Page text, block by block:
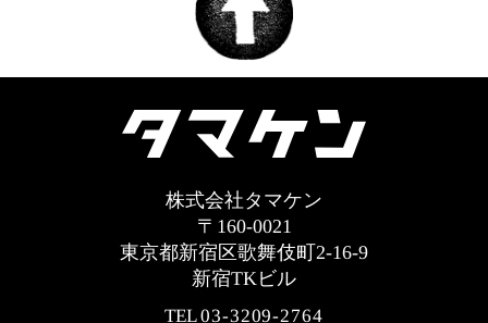
株式会社タマケン
〒160-0021
東京都新宿区歌舞伎町2-16-9
新宿TKビル
TEL03-3209-2764